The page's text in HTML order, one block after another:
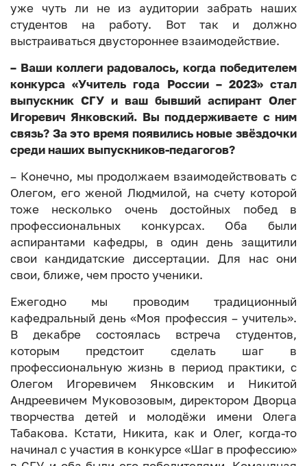
уже чуть ли не из аудитории забрать наших
студентов на работу. Вот так и должно
выстраиваться двустороннее взаимодействие.
– Ваши коллеги радовалось, когда победителем
конкурса «Учитель года России – 2023» стал
выпускник СГУ и ваш бывший аспирант Олег
Игоревич Янковский. Вы поддерживаете с ним
связь? За это время появились новые звёздочки
среди наших выпускников-педагогов?
– Конечно, мы продолжаем взаимодействовать с
Олегом, его женой Людмилой, на счету которой
тоже несколько очень достойных побед в
профессиональных конкурсах. Оба были
аспирантами кафедры, в один день защитили
свои кандидатские диссертации. Для нас они
свои, ближе, чем просто ученики.
Ежегодно мы проводим традиционный
кафедральный день «Моя профессия – учитель».
В декабре состоялась встреча студентов,
которым предстоит сделать шаг в
профессиональную жизнь в период практики, с
Олегом Игоревичем Янковским и Никитой
Андреевичем Муковозовым, директором Дворца
творчества детей и молодёжи имени Олега
Табакова. Кстати, Никита, как и Олег, когда-то
начинал с участия в конкурсе «Шаг в профессию»